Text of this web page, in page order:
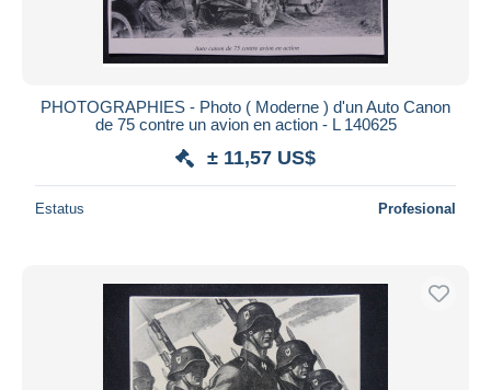
PHOTOGRAPHIES - Photo ( Moderne ) d'un Auto Canon
de 75 contre un avion en action - L 140625
± 11,57 US$
Estatus Profesional